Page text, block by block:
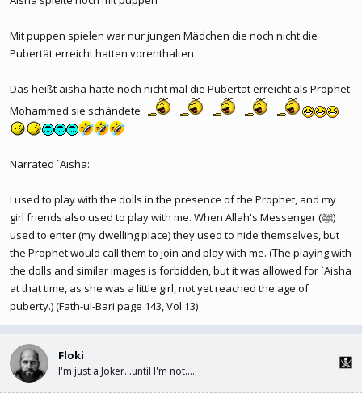
Mit puppen spielen war nur jungen Mädchen die noch nicht die
Pubertät erreicht hatten vorenthalten
Das heißt aisha hatte noch nicht mal die Pubertät erreicht als Prophet
Mohammed sie schändete
Narrated `Aisha:
I used to play with the dolls in the presence of the Prophet, and my
girl friends also used to play with me. When Allah's Messenger (ﷺ)
used to enter (my dwelling place) they used to hide themselves, but
the Prophet would call them to join and play with me. (The playing with
the dolls and similar images is forbidden, but it was allowed for `Aisha
at that time, as she was a little girl, not yet reached the age of
puberty.) (Fath-ul-Bari page 143, Vol.13)
Floki
I'm just a Joker...until I'm not.....